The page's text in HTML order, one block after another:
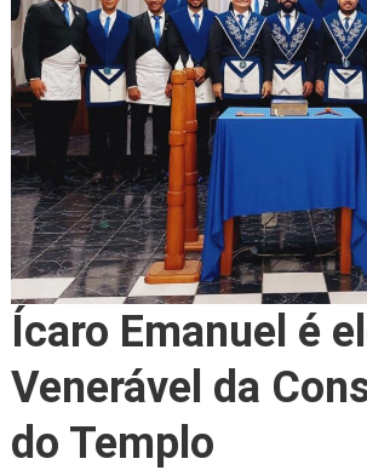
Ícaro Emanuel é
Venerável da
do Templo